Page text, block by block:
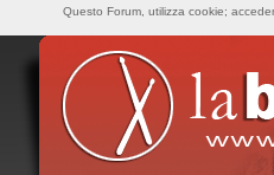
Questo Forum, utilizza cookie;